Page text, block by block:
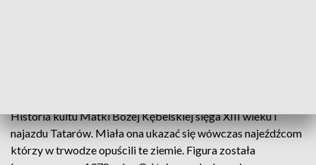
Historia kultu Matki Bożej Kębelskiej sięga XIII wieku i
najazdu Tatarów. Miała ona ukazać się wówczas najeźdźcom
którzy w trwodze opuścili te ziemie. Figura została